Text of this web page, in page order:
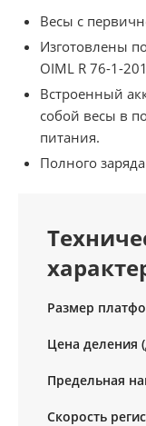
Весы с
Изготовлены
OIML R 76-1-
Встроенный
собой весы в
питания.
Полного
Размер
Цена деления
Предельная
Скорость